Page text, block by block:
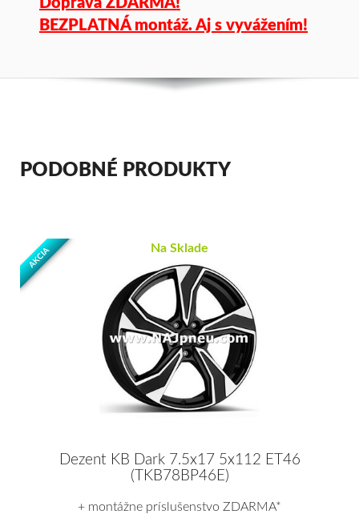
Doprava ZDARMA!
BEZPLATNÁ montáž. Aj s vyvážením!
PODOBNÉ PRODUKTY
AKCIA Na Sklade
Dezent KB Dark 7.5x17 5x112 ET46
(TKB78BP46E)
+ montážne príslušenstvo ZDARMA*